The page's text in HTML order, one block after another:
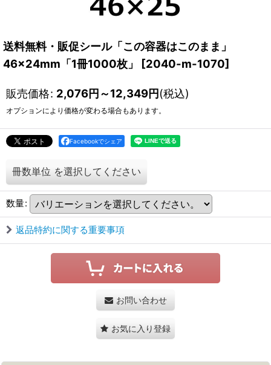
送料無料・販促シール「この容器はこのまま」
46×24mm「1冊1000枚」
[2040-m-1070]
販売価格: 2,076円～12,349円(税込)
オプションにより価格が変わる場合もあります。
Facebookでシェア
冊数単位 を選択してください
数量:
返品特約に関する重要事項
お問い合わせ
お気に入り登録